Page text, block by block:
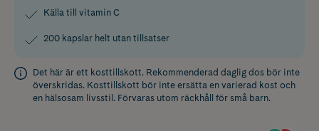
Källa till vitamin C
200 kapslar helt utan tillsatser
Det här är ett kosttillskott. Rekommenderad daglig dos bör inte
överskridas. Kosttillskott bör inte ersätta en varierad kost och
en hälsosam livsstil. Förvaras utom räckhåll för små barn.